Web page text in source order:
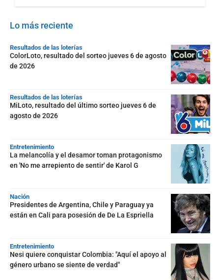
Lo más reciente
Resultados de las loterías
ColorLoto, resultado del sorteo jueves 6 de agosto
de 2026
Resultados de las loterías
MiLoto, resultado del último sorteo jueves 6 de
agosto de 2026
Entretenimiento
La melancolía y el desamor toman protagonismo
en 'No me arrepiento de sentir' de Karol G
Nación
Presidentes de Argentina, Chile y Paraguay ya
están en Cali para posesión de De La Espriella
Entretenimiento
Nesi quiere conquistar Colombia: "Aquí el apoyo al
género urbano se siente de verdad"